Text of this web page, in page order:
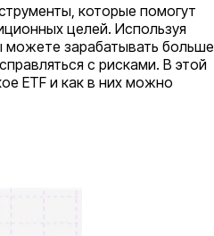
которые помогут
целей. Используя
можете зарабатывать больше
с рисками. В этой
ETF и как в них можно